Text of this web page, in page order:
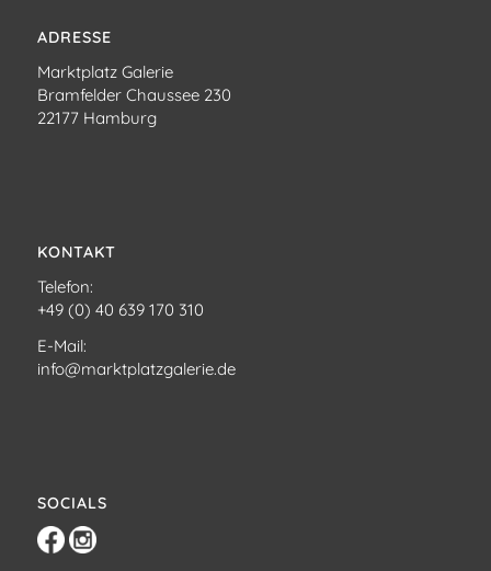
ADRESSE
Marktplatz Galerie
Bramfelder Chaussee 230
22177 Hamburg
KONTAKT
Telefon:
+49 (0) 40 639 170 310
E-Mail:
info@marktplatzgalerie.de
SOCIALS